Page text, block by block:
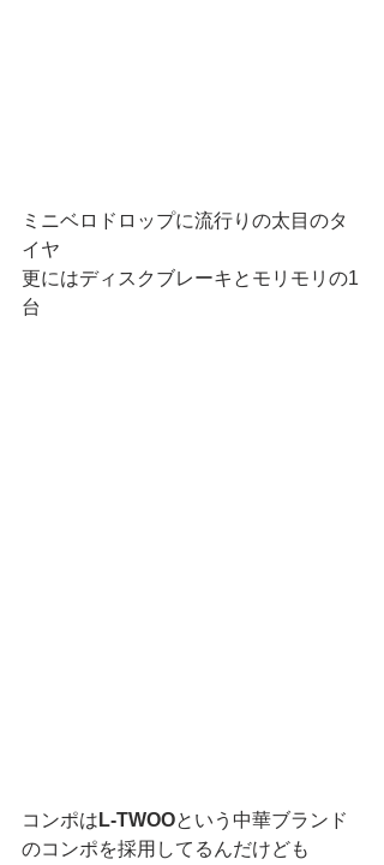
ミニベロドロップに流行りの太目のタ
イヤ
更にはディスクブレーキとモリモリの1
台
コンポは L-TWOOという中華ブランド
のコンポを採用してるんだけども